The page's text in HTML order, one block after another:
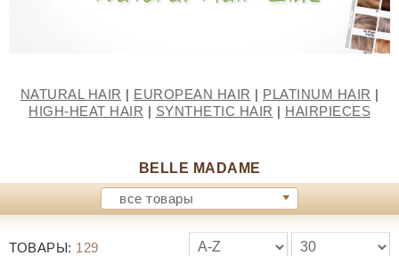
NATURAL HAIR | EUROPEAN HAIR | PLATINUM HAIR |
HIGH-HEAT HAIR | SYNTHETIC HAIR | HAIRPIECES
BELLE MADAME
все товары
ТОВАРЫ: 129